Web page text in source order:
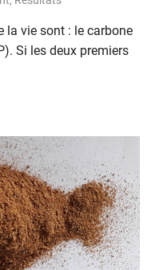
la vie sont : le carbone
Si les deux premiers